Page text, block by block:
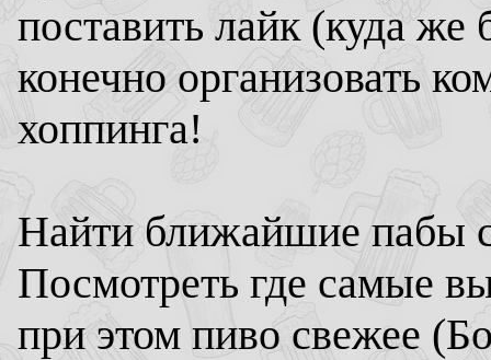
поставить лайк (куда же
конечно организовать
хоппинга!
Найти ближайшие пабы
Посмотреть где самые
при этом пиво свежее